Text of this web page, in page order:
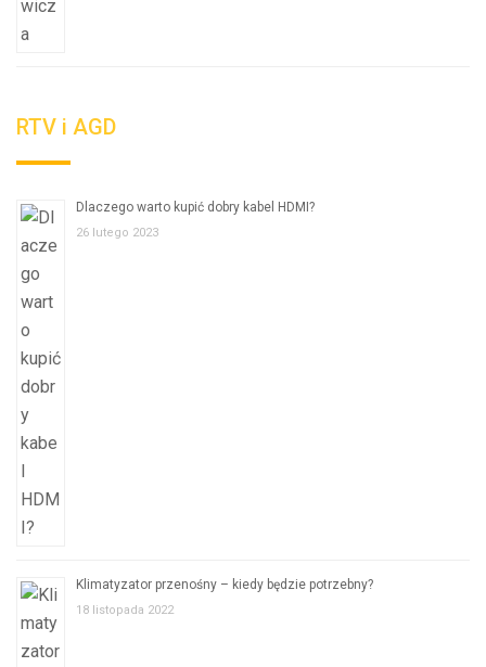
RTV i AGD
Dlaczego warto kupić dobry kabel HDMI?
26 lutego 2023
Klimatyzator przenośny – kiedy będzie potrzebny?
18 listopada 2022